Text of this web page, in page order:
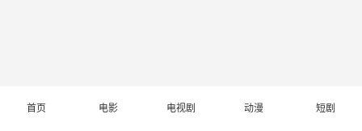
首页 电影 电视剧 动漫 短剧